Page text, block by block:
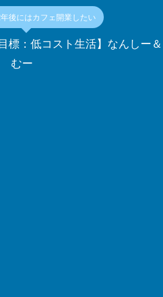
後にはカフェ開業したい
標：低コスト生活】なんしー＆
むー